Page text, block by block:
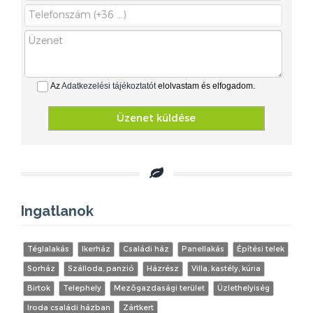
AzAdatkezelési tájékoztatótelolvastam és elfogadom.
Üzenet küldése
Ingatlanok
Téglalakás Ikerház Családi ház Panellakás
Építési telek
Sorház
Szálloda, panzió Házrész
Villa, kastély, kúria
Birtok
Telephely Mezőgazdasági terület
Üzlethelyiség
Iroda családi házban
Zártkert